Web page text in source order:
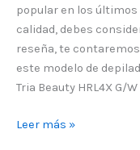
popular en los últimos
calidad, debes
reseña, te
este modelo de
Tria Beauty HRL4X G/
Leer más »